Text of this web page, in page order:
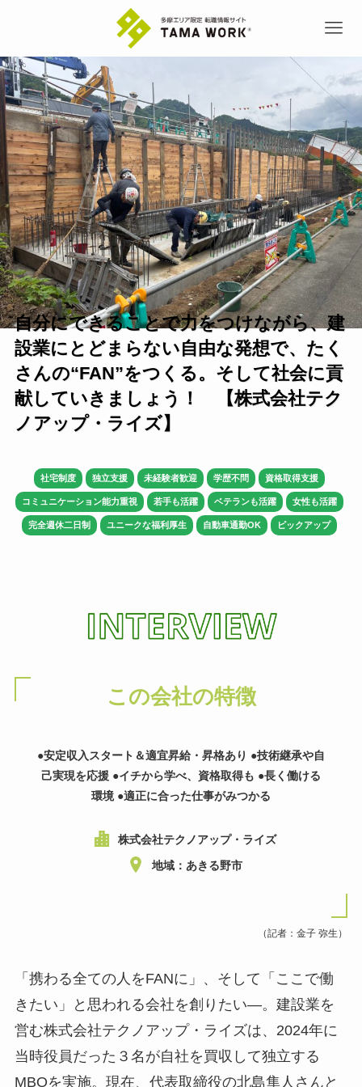
自分にできることで力をつけながら、建
設業にとどまらない自由な発想で、たく
さんの“FAN”をつくる。そして社会に貢
献していきましょう！ 【株式会社テク
ノアップ・ライズ】
社宅制度 独立支援 未経験者歓迎 学歴不問 資格取得支援
コミュニケーション能力重視 若手も活躍 ベテランも活躍 女性も活躍
完全週休二日制 ユニークな福利厚生 自動車通勤OK ピックアップ
この会社の特徴
●安定収入スタート＆適宜昇給・昇格あり ●技術継承や自
己実現を応援 ●イチから学べ、資格取得も ●長く働ける
環境 ●適正に合った仕事がみつかる
株式会社テクノアップ・ライズ
地域：あきる野市
（記者：金子 弥生）
「携わる全ての人をFANに」、そして「ここで働
きたい」と思われる会社を創りたい―。建設業を
営む株式会社テクノアップ・ライズは、2024年に
当時役員だった３名が自社を買収して独立する
MBOを実施。現在、代表取締役の北島隼人さんと